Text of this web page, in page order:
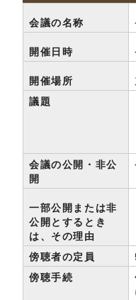
会議の名称
開催日時
開催場所
議題
会議の公開・非公
開
一部公開または非
公開とするとき
は、その理由
傍聴者の定員
傍聴手続